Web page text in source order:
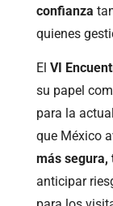
confianza
quienes
El VI
su papel
para la
que México
más segura,
anticipar